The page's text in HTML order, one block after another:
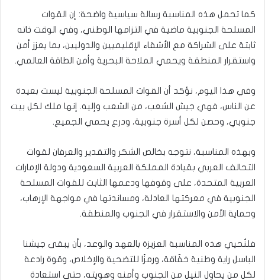
كما تحمل هذه المناسبة رسالة سياسية واضحة: إن القوات
المسلحة الجنوبية ماضية في التزامها الوطني، وفي الوقت ذاته
ثابتة على الشراكة مع الأشقاء الإقليميين والدوليين، بما يعزز أمن
واستقرار المنطقة ويحمي الملاحة البحرية وأمن الطاقة العالمي.
وفي هذا اليوم، نؤكد أن القوات المسلحة الجنوبية ليست بعيدة
عن الناس، فهي جيش الشعب، من الشعب وإليه. إنها ملك لكل بيت
جنوبي، وحصن لكل أسرة جنوبية، ودرع يحمي الجميع.
وبهذه المناسبة، نتوجه بخالص الشكر والتقدير والعرفان لقوات
التحالف العربي بقيادة المملكة العربية السعودية ودولة الإمارات
العربية المتحدة، على وقوفها ودعمها الثابت للقوات المسلحة
الجنوبية في معركتها العادلة، ومساندتها في مواجهة الإرهاب،
وحماية الأمن والاستقرار في الجنوب والمنطقة.
فلنُحيي هذه المناسبة العزيزة بالعهد والوعد، بأن يبقى جيشنا
الباسل راية وطنية خفّاقة، ورمزًا للتضحية والإخلاص، وقوة رادعة
لكل من يحاول النيل من الجنوب وأمنه وهويته، حتى استعادة